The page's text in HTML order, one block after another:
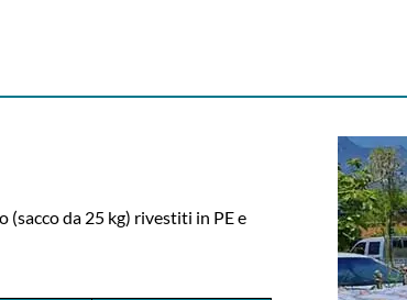
da 25 kg) rivestiti in PE e